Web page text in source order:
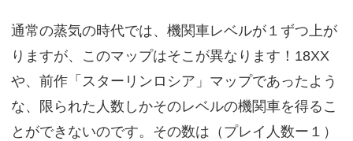
通常の蒸気の時代では、機関車レベルが１ずつ上が
りますが、このマップはそこが異なります！18XX
や、前作「スターリンロシア」マップであったよう
な、限られた人数しかそのレベルの機関車を得るこ
とができないのです。その数は（プレイ人数ー１）